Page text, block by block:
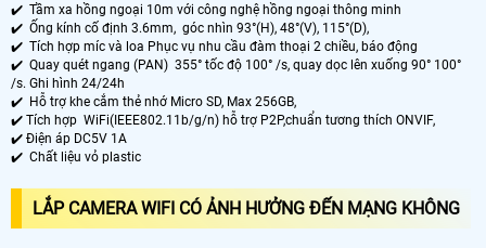
✔️ Tầm xa hồng ngoại 10m với công nghệ hồng ngoại thông minh
✔️ Ống kính cố định 3.6mm, góc nhìn 93°(H), 48°(V), 115°(D),
✔️ Tích hợp míc và loa Phục vụ nhu cầu đàm thoại 2 chiều, báo động
✔️ Quay quét ngang (PAN) 355° tốc độ 100° /s, quay dọc lên xuống 90° 100°
/s. Ghi hình 24/24h
✔️ Hỗ trợ khe cắm thẻ nhớ Micro SD, Max 256GB,
✔️ Tích hợp WiFi(IEEE802.11b/g/n) hỗ trợ P2P,chuẩn tương thích ONVIF,
✔️ Điện áp DC5V 1A
✔️ Chất liệu vỏ plastic
LẮP CAMERA WIFI CÓ ẢNH HƯỞNG ĐẾN MẠNG KHÔNG